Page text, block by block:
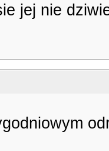
jej nie